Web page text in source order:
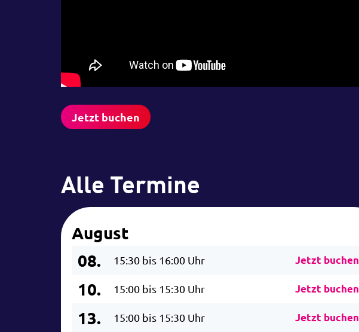
Jetzt buchen
Alle Termine
August
08.
15:30 bis 16:00 Uhr Jetzt buchen
10. 15:00 bis 15:30 Uhr Jetzt buchen
13. 15:00 bis 15:30 Uhr Jetzt buchen